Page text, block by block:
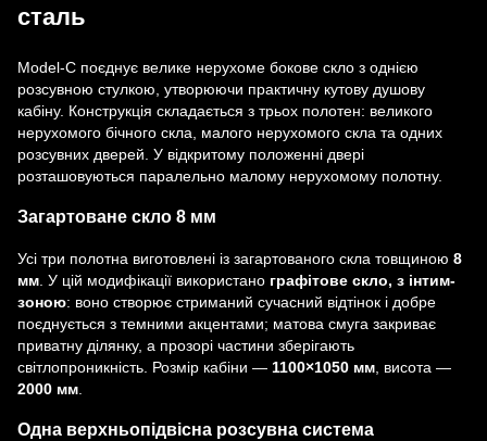
сталь
Model-C поєднує велике нерухоме бокове скло з однією
розсувною стулкою, утворюючи практичну кутову душову
кабіну. Конструкція складається з трьох полотен: великого
нерухомого бічного скла, малого нерухомого скла та одних
розсувних дверей. У відкритому положенні двері
розташовуються паралельно малому нерухомому полотну.
Загартоване скло 8 мм
Усі три полотна виготовлені із загартованого скла товщиною 8
мм . У цій модифікації використано графітове скло, з інтим-
зоною: воно створює стриманий сучасний відтінок і добре
поєднується з темними акцентами; матова смуга закриває
приватну ділянку, а прозорі частини зберігають
світлопроникність. Розмір кабіни — 1100×1050 мм , висота —
2000 мм
Одна верхньопідвісна розсувна система